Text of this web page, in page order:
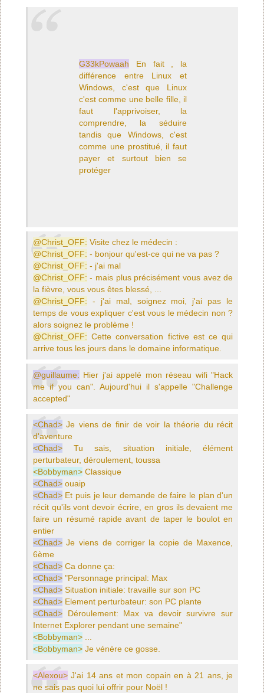
G33kPowaah En fait , la
différence entre Linux et
Windows, c'est que Linux
c'est comme une belle fille, il
faut l'apprivoiser, la
comprendre, la séduire
tandis que Windows, c'est
comme une prostitué, il faut
payer et surtout bien se
protéger
@Christ_OFF: Visite chez le médecin :
@Christ_OFF: - bonjour qu'est-ce qui ne va pas ?
@Christ_OFF: - j'ai mal
@Christ_OFF: - mais plus précisément vous avez de
la fièvre, vous vous êtes blessé, ...
@Christ_OFF: - j'ai mal, soignez moi, j'ai pas le
temps de vous expliquer c'est vous le médecin non ?
alors soignez le problème !
@Christ_OFF: Cette conversation fictive est ce qui
arrive tous les jours dans le domaine informatique.
@guillaume: Hier j'ai appelé mon réseau wifi "Hack
me if you can". Aujourd'hui il s'appelle "Challenge
accepted"
<Chad>Je viens de finir de voir la théorie du récit
d'aventure
<Chad>Tu sais, situation initiale, élément
perturbateur, déroulement, toussa
<Bobbyman>Classique
<Chad>ouaip
<Chad>Et puis je leur demande de faire le plan d'un
récit qu'ils vont devoir écrire, en gros ils devaient me
faire un résumé rapide avant de taper le boulot en
entier
<Chad>Je viens de corriger la copie de Maxence,
6ème
<Chad>Ca donne ça:
<Chad>"Personnage principal: Max
<Chad>Situation initiale: travaille sur son PC
<Chad>Element perturbateur: son PC plante
<Chad>Déroulement: Max va devoir survivre sur
Internet Explorer pendant une semaine"
<Bobbyman>...
<Bobbyman>Je vénère ce gosse.
<Alexou>J'ai 14 ans et mon copain en à 21 ans, je
ne sais pas quoi lui offrir pour Noël !